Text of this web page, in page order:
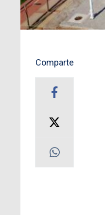
Comparte